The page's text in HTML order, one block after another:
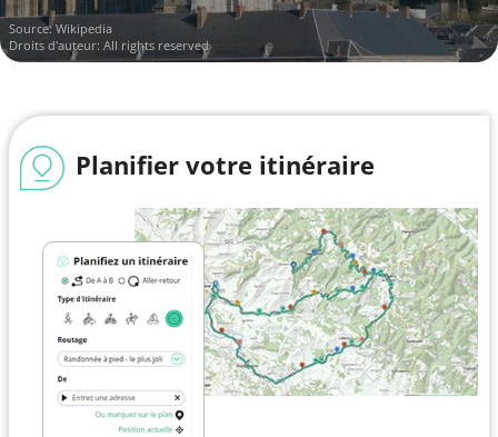
Source:Wikipedia
Droits d'auteur: All rights reserved
Planifier votre itinéraire